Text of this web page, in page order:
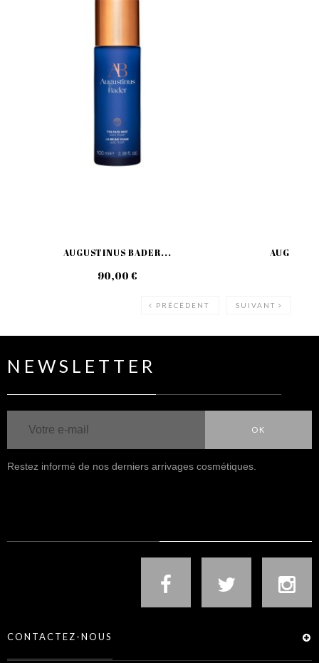
AUGUSTINUS BADER...
90,00 €
PRÉCÉDENT SUIVANT
NEWSLETTER
OK
Restez informé de nos derniers arrivages cosmétiques.
CONTACTEZ-NOUS